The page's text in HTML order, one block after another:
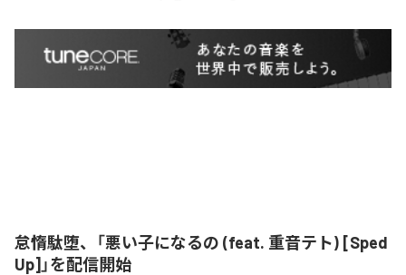
怠惰駄堕、「悪い子になるの (feat. 重音テト) [Sped
Up]」を配信開始